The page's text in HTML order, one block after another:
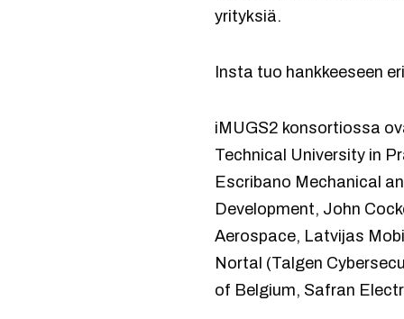
yrityksiä.
Insta tuo hankkeeseen
iMUGS2 konsortiossa
Technical University in
Escribano Mechanical
Development, John
Aerospace, Latvijas
Nortal (Talgen
of Belgium, Safran